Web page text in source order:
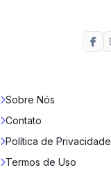
Sobre Nós
Contato
Política de Privacidade
Termos de Uso